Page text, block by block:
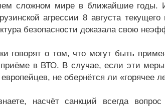
сложном мире в ближайшие годы.
агрессии 8 августа
безопасности доказала свою
говорят о том, что могут быть
приёме в ВТО. В случае, если эти
не обернётся ли «горячее
насчёт санкций всегда вопрос